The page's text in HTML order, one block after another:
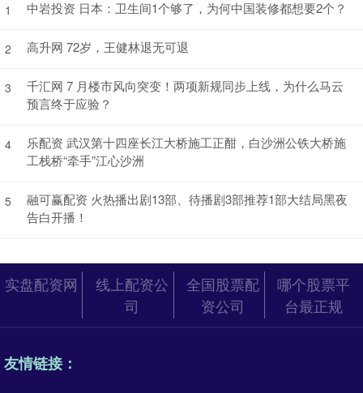
1 中岩投资 日本：卫生间1个够了，为何中国装修都想要2个？
2 高升网 72岁，王健林退无可退
3
千汇网 7 月楼市风向突变！两项新规同步上线，为什么马云
预言终于应验？
4
乐配资 武汉第十四座长江大桥施工正酣，白沙洲公铁大桥施
工栈桥“牵手”江心沙洲
5
融可赢配资 火热播出剧13部、待播剧3部推荐1部大结局黑夜
告白开播！
实盘配资网
线上配资公
司
全国股票配
资公司
哪个股票平
台最正规
友情链接：